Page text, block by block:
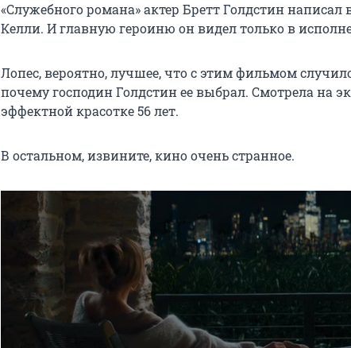
«Служебного романа» актер Бретт Голдстин написал
Келли. И главную героиню он видел только в
Лопес, вероятно, лучшее, что с этим фильмом
почему господин Голдстин ее выбрал. Смотрела на
эффектной красотке 56 лет.
В остальном, извините, кино очень странное.